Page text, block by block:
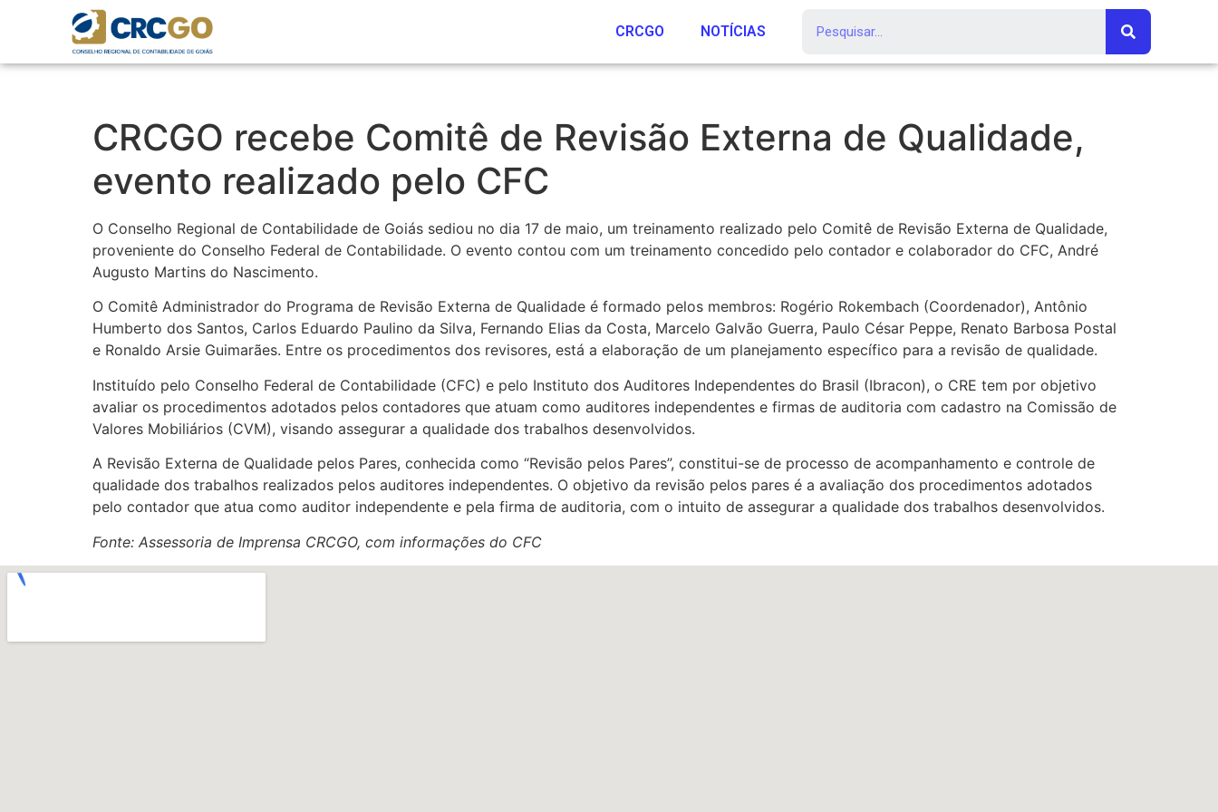
CRCGO NOTÍCIAS
CRCGO recebe Comitê de Revisão Externa de Qualidade,
evento realizado pelo CFC
O Conselho Regional de Contabilidade de Goiás sediou no dia 17 de maio, um treinamento realizado pelo Comitê de Revisão Externa de Qualidade,
proveniente do Conselho Federal de Contabilidade. O evento contou com um treinamento concedido pelo contador e colaborador do CFC, André
Augusto Martins do Nascimento.
O Comitê Administrador do Programa de Revisão Externa de Qualidade é formado pelos membros: Rogério Rokembach (Coordenador), Antônio
Humberto dos Santos, Carlos Eduardo Paulino da Silva, Fernando Elias da Costa, Marcelo Galvão Guerra, Paulo César Peppe, Renato Barbosa Postal
e Ronaldo Arsie Guimarães. Entre os procedimentos dos revisores, está a elaboração de um planejamento específico para a revisão de qualidade.
Instituído pelo Conselho Federal de Contabilidade (CFC) e pelo Instituto dos Auditores Independentes do Brasil (Ibracon), o CRE tem por objetivo
avaliar os procedimentos adotados pelos contadores que atuam como auditores independentes e firmas de auditoria com cadastro na Comissão de
Valores Mobiliários (CVM), visando assegurar a qualidade dos trabalhos desenvolvidos.
A Revisão Externa de Qualidade pelos Pares, conhecida como “Revisão pelos Pares”, constitui-se de processo de acompanhamento e controle de
qualidade dos trabalhos realizados pelos auditores independentes. O objetivo da revisão pelos pares é a avaliação dos procedimentos adotados
pelo contador que atua como auditor independente e pela firma de auditoria, com o intuito de assegurar a qualidade dos trabalhos desenvolvidos.
Fonte: Assessoria de Imprensa CRCGO, com informações do CFC